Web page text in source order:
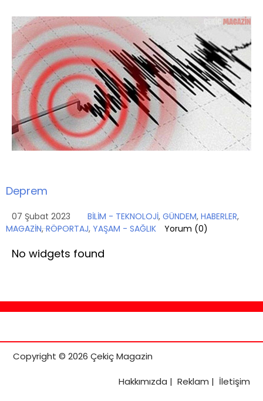
Deprem
07 Şubat 2023 BİLİM - TEKNOLOJİ, GÜNDEM, HABERLER,
MAGAZİN,RÖPORTAJ, YAŞAM - SAĞLIK Yorum (0)
No widgets found
Copyright © 2026 Çekiç Magazin
Hakkımızda | Reklam | İletişim